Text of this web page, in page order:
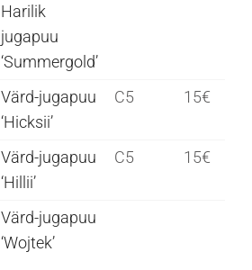
Harilik
jugapuu
‘Summergold’
Värd-jugapuu
‘Hicksii’
C5 15€
Värd-jugapuu
‘Hillii’
C5 15€
Värd-jugapuu
‘Wojtek’